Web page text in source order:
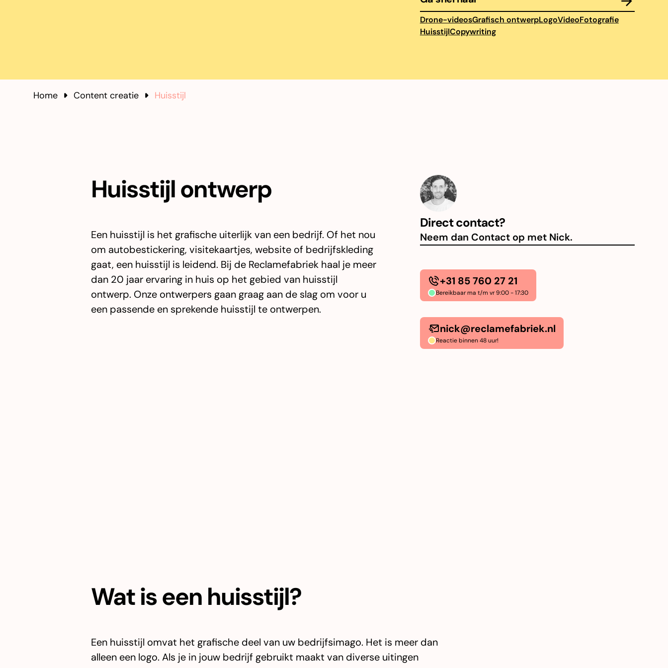
Drone-videosGrafisch ontwerpLogoVideoFotografie
HuisstijlCopywriting
Home Content creatie Huisstijl
Huisstijl ontwerp
Een huisstijl is het grafische uiterlijk van een bedrijf. Of het nou
om autobestickering, visitekaartjes, website of bedrijfskleding
gaat, een huisstijl is leidend. Bij de Reclamefabriek haal je meer
dan 20 jaar ervaring in huis op het gebied van huisstijl
ontwerp. Onze ontwerpers gaan graag aan de slag om voor u
een passende en sprekende huisstijl te ontwerpen.
Direct contact?
Neem dan Contact op met Nick.
+31 85 760 27 21
Bereikbaar ma t/m vr 9:00 - 17:30
nick@reclamefabriek.nl
Reactie binnen 48 uur!
Wat is een huisstijl?
Een huisstijl omvat het grafische deel van uw bedrijfsimago. Het is meer dan
alleen een logo. Als je in jouw bedrijf gebruikt maakt van diverse uitingen